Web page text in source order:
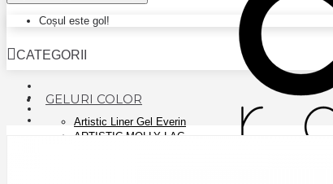
Coșul este gol!
CATEGORII
GELURI COLOR
Artistic Liner Gel Everin
ARTISTIC MOLLY LAC